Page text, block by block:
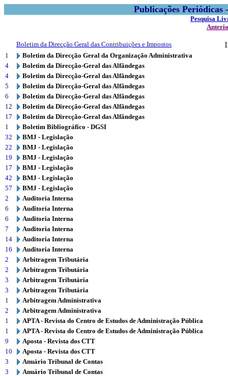
Publicações
Pesquisa
Boletim da Direcção Geral das Contribuições e Impostos
1
Boletim da Direcção Geral da Organização Administrativa
4
Boletim da Direcção-Geral das Alfândegas
4
Boletim da Direcção-Geral das Alfândegas
5
Boletim da Direcção-Geral das Alfândegas
6
Boletim da Direcção-Geral das Alfândegas
12
Boletim da Direcção-Geral das Alfândegas
17
Boletim da Direcção-Geral das Alfândegas
1
Boletim Bibliográfico - DGSI
32
BMJ - Legislação
22
BMJ - Legislação
19
BMJ - Legislação
17
BMJ - Legislação
42
BMJ - Legislação
57
BMJ - Legislação
2
Auditoria Interna
6
Auditoria Interna
6
Auditoria Interna
7
Auditoria Interna
14
Auditoria Interna
16
Auditoria Interna
2
Arbitragem Tributária
2
Arbitragem Tributária
3
Arbitragem Tributária
3
Arbitragem Tributária
1
Arbitragem Administrativa
2
Arbitragem Administrativa
1
APTA - Revista do Centro de Estudos de Administração Pública
1
APTA - Revista do Centro de Estudos de Administração Pública
9
Aposta - Revista dos CTT
10
Aposta - Revista dos CTT
3
Anuário Tribunal de Contas
3
Anuário Tribunal de Contas